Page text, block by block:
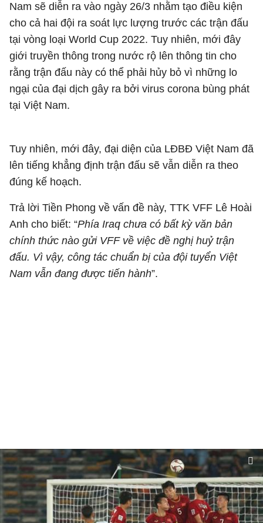
Nam sẽ diễn ra vào ngày 26/3 nhằm tạo điều kiện
cho cả hai đội ra soát lực lượng trước các trận đấu
tại vòng loại World Cup 2022. Tuy nhiên, mới đây
giới truyền thông trong nước rộ lên thông tin cho
rằng trận đấu này có thể phải hủy bỏ vì những lo
ngại của đại dịch gây ra bởi virus corona bùng phát
tại Việt Nam.
Tuy nhiên, mới đây, đại diện của LĐBĐ Việt Nam đã
lên tiếng khẳng định trận đấu sẽ vẫn diễn ra theo
đúng kế hoạch.
Trả lời Tiền Phong về vấn đề này, TTK VFF Lê Hoài
Anh cho biết: “Phía Iraq chưa có bất kỳ văn bản
chính thức nào gửi VFF về việc đề nghị huỷ trận
đấu. Vì vậy, công tác chuẩn bị của đội tuyển Việt
Nam vẫn đang được tiến hành”.